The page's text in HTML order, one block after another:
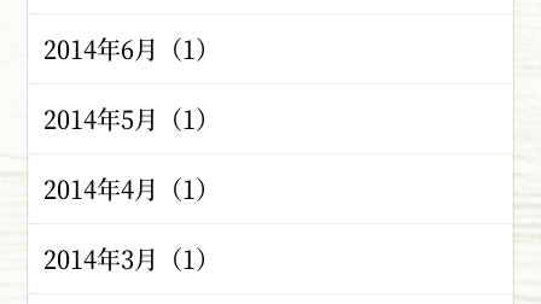
2014年6月（1）
2014年5月（1）
2014年4月（1）
2014年3月（1）